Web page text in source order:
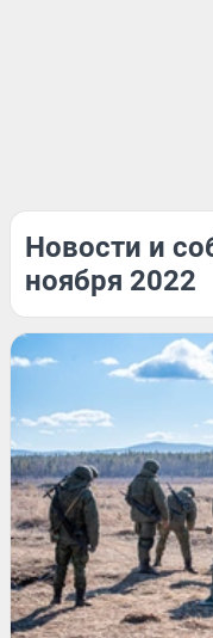
Новости и
ноября 2022